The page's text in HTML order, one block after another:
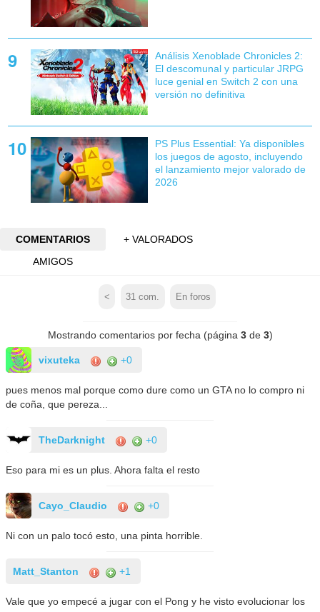
Análisis Xenoblade Chronicles 2:
El descomunal y particular JRPG
luce genial en Switch 2 con una
versión no definitiva
PS Plus Essential: Ya disponibles
los juegos de agosto, incluyendo
el lanzamiento mejor valorado de
2026
COMENTARIOS
+ VALORADOS
AMIGOS
< 31 com. En foros
Mostrando comentarios por fecha (página 3de 3)
vixuteka +0
pues menos mal porque como dure como un GTA no lo compro ni
de coña, que pereza...
TheDarknight +0
Eso para mi es un plus. Ahora falta el resto
Cayo_Claudio +0
Ni con un palo tocó esto, una pinta horrible.
Matt_Stanton +1
Vale que yo empecé a jugar con el Pong y he visto evolucionar los